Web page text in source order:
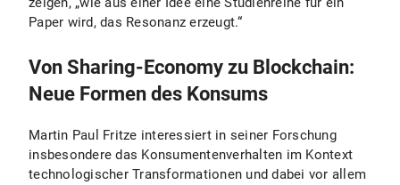
Paper wird, das Resonanz erzeugt.“
Von Sharing-Economy zu Blockchain:
Neue Formen des Konsums
Martin Paul Fritze interessiert in seiner Forschung
insbesondere das Konsumentenverhalten im Kontext
technologischer Transformationen und dabei vor allem